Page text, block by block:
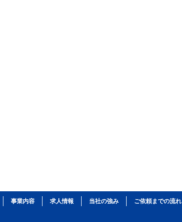
事業内容 求人情報 当社の強み ご依頼までの流れ